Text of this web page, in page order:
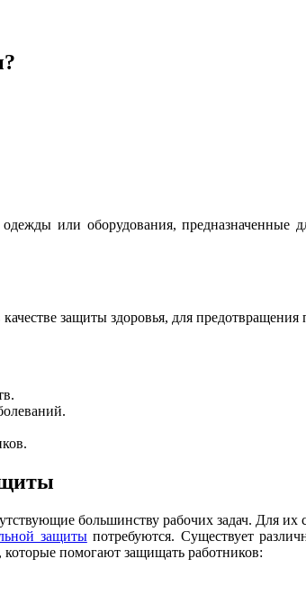
или оборудования, предназначенные
защиты здоровья, для
большинству рабочих задач. Для
защитыпотребуются. Существует
помогают защищать работников: